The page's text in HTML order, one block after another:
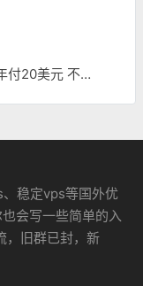
DediOne 新增洛杉矶CMIN2线路VPS年付20美元 不限流量
稳定vps等国外优
会写一些简单的入
，旧群已封，新